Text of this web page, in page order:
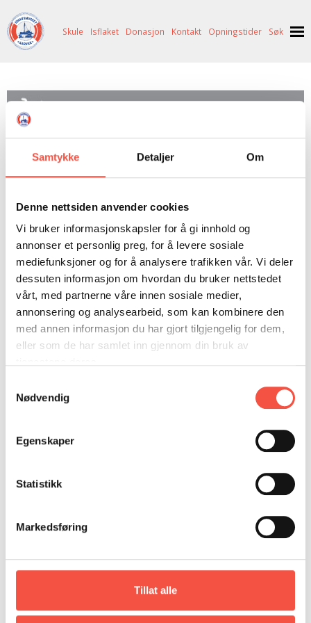
Samtykke Detaljer Om
Denne nettsiden anvender cookies
Vi bruker informasjonskapsler for å gi innhold og
annonser et personlig preg, for å levere sosiale
mediefunksjoner og for å analysere trafikken vår. Vi deler
dessuten informasjon om hvordan du bruker nettstedet
vårt, med partnerne våre innen sosiale medier,
annonsering og analysearbeid, som kan kombinere den
med annen informasjon du har gjort tilgjengelig for dem,
eller som de har samlet inn gjennom din bruk av
Nødvendig
Egenskaper
Statistikk
Markedsføring
Tillat alle
BILDE FRÅ MUSEET
ISHAVSSKUTA AARVAK
OVERVINTRINGSFANGST PÅ NORDAUST-GRØNLAND
RAGNAR THORSETH – LEVD LIV
SVART GULL I BRANDAL CITY
ARRANGEMENT
HISTORIKK
ISHAVSMUSEETS VENNER
SAMARBEIDSMUSEUM
PERSONVERNERKLÆRING
FORTELLINGAR
NORDØST-GRØNLAND
PETER S. BRANDAL
NETTBUTIKK
ARRANGEMENT
SKULE
FARGELEGG
ISHAVSQUIZ
ISFLAKET
DONASJON
KONTAKT
Skule Isflaket Donasjon Kontakt Opningstider Søk
INGENVARE(R) I DIN HANDLEKORG
GÅ TIL KASSE >
Der fjell møter hav
Møre og Romsdal : der fjell møter hav
[tekst: Ottar Befring, foto: Øivind Leren]
Bok · Nynorsk · 2007 · Bildeverker (Form)
Flere språk: Engelsk, Tysk
Flott eksemplar